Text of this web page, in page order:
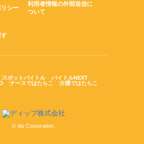
シー
利用者情報の外部送信に
ついて
す
スポットバイトル
バイトルNEXT
ナースではたらこ 介護ではたらこ
© dip Corporation.